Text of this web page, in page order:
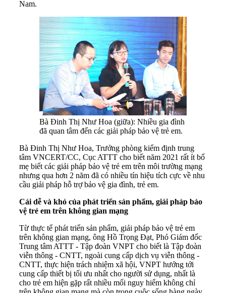
Nam.
Bà Đinh Thị Như Hoa (giữa): Nhiều gia đình
đã quan tâm đến các giải pháp bảo vệ trẻ em.
Bà Đinh Thị Như Hoa, Trưởng phòng kiểm định trung
tâm VNCERT/CC, Cục ATTT cho biết năm 2021 rất ít bố
mẹ biết các giải pháp bảo vệ trẻ em trên môi trường mạng
nhưng qua hơn 2 năm đã có nhiều tín hiệu tích cực về nhu
cầu giải pháp hỗ trợ bảo vệ gia đình, trẻ em.
Cái dễ và khó của phát triển sản phẩm, giải pháp bảo
vệ trẻ em trên không gian mạng
Từ thực tế phát triển sản phẩm, giải pháp bảo vệ trẻ em
trên không gian mạng, ông Hồ Trọng Đạt, Phó Giám đốc
Trung tâm ATTT - Tập đoàn VNPT cho biết là Tập đoàn
viễn thông - CNTT, ngoài cung cấp dịch vụ viễn thông -
CNTT, thực hiện trách nhiệm xã hội, VNPT hướng tới
cung cấp thiết bị tối ưu nhất cho người sử dụng, nhất là
cho trẻ em hiện gặp rất nhiều mối nguy hiểm không chỉ